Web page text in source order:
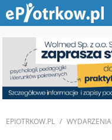
EPIOTRKOW.PL WYDARZENIA